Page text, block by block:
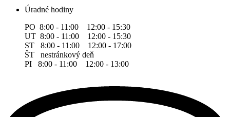
Úradné hodiny
PO 8:00 - 11:00 12:00 - 15:30
UT 8:00 - 11:00 12:00 - 15:30
ST 8:00 - 11:00 12:00 - 17:00
ŠT nestránkový deň
PI 8:00 - 11:00 12:00 - 13:00